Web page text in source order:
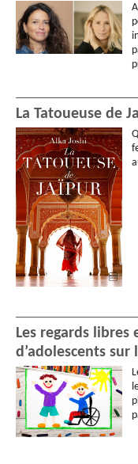
La Tatoueuse de
Les regards libres
d’adolescents sur